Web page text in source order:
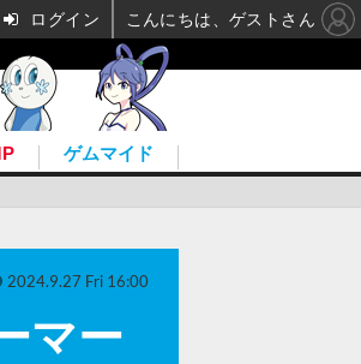
ゲムマイド
マー
2024.9.27 Fri 16:00
ログイン こんにちは、ゲストさん